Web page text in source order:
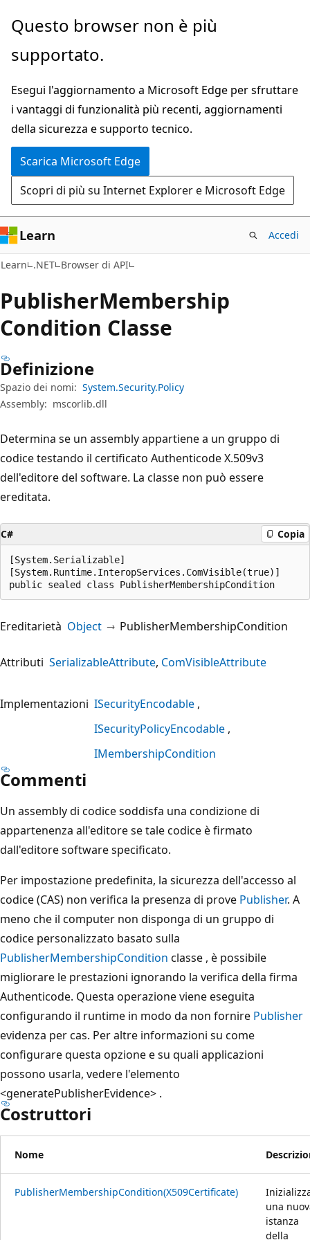
Ignora
passa
contenuto
principale
Passare
allo
spostamento
pagina
Questo browser non è più
supportato.
Esegui l'aggiornamento a Microsoft Edge per sfruttare
i vantaggi di funzionalità più recenti, aggiornamenti
della sicurezza e supporto tecnico.
Scarica Microsoft Edge
Scopri di più su Internet Explorer e Microsoft Edge
Learn Accedi
Learn .NET Browser di API
PublisherMembership
Condition Classe
Definizione
Spazio dei nomi: System.Security.Policy
Assembly: mscorlib.dll
Determina se un assembly appartiene a un gruppo di
codice testando il certificato Authenticode X.509v3
dell'editore del software. La classe non può essere
ereditata.
C# Copia
[System.Serializable]
[System.Runtime.InteropServices.ComVisible(true)]
public sealed class PublisherMembershipCondition
Ereditarietà Object PublisherMembershipCondition
Attributi SerializableAttribute ComVisibleAttribute
Implementazioni ISecurityEncodable
ISecurityPolicyEncodable
IMembershipCondition
Commenti
Un assembly di codice soddisfa una condizione di
appartenenza all'editore se tale codice è firmato
dall'editore software specificato.
Per impostazione predefinita, la sicurezza dell'accesso al
codice (CAS) non verifica la presenza di prove Publisher. A
meno che il computer non disponga di un gruppo di
codice personalizzato basato sulla
PublisherMembershipCondition classe , è possibile
migliorare le prestazioni ignorando la verifica della firma
Authenticode. Questa operazione viene eseguita
configurando il runtime in modo da non fornire Publisher
evidenza per cas. Per altre informazioni su come
configurare questa opzione e su quali applicazioni
possono usarla, vedere l'elemento
<generatePublisherEvidence> .
Costruttori
Nome
PublisherMembershipCondition(X509Certificate)
una
istanza
della